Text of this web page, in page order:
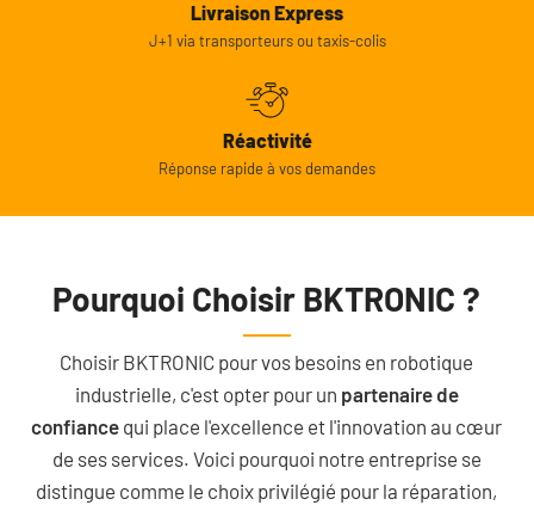
Livraison Express
J+1 via transporteurs ou taxis-colis
Réactivité
Réponse rapide à vos demandes
Pourquoi Choisir BKTRONIC ?
Choisir BKTRONIC pour vos besoins en robotique
industrielle, c'est opter pour un partenaire de
confiance qui place l'excellence et l'innovation au cœur
de ses services. Voici pourquoi notre entreprise se
distingue comme le choix privilégié pour la réparation,